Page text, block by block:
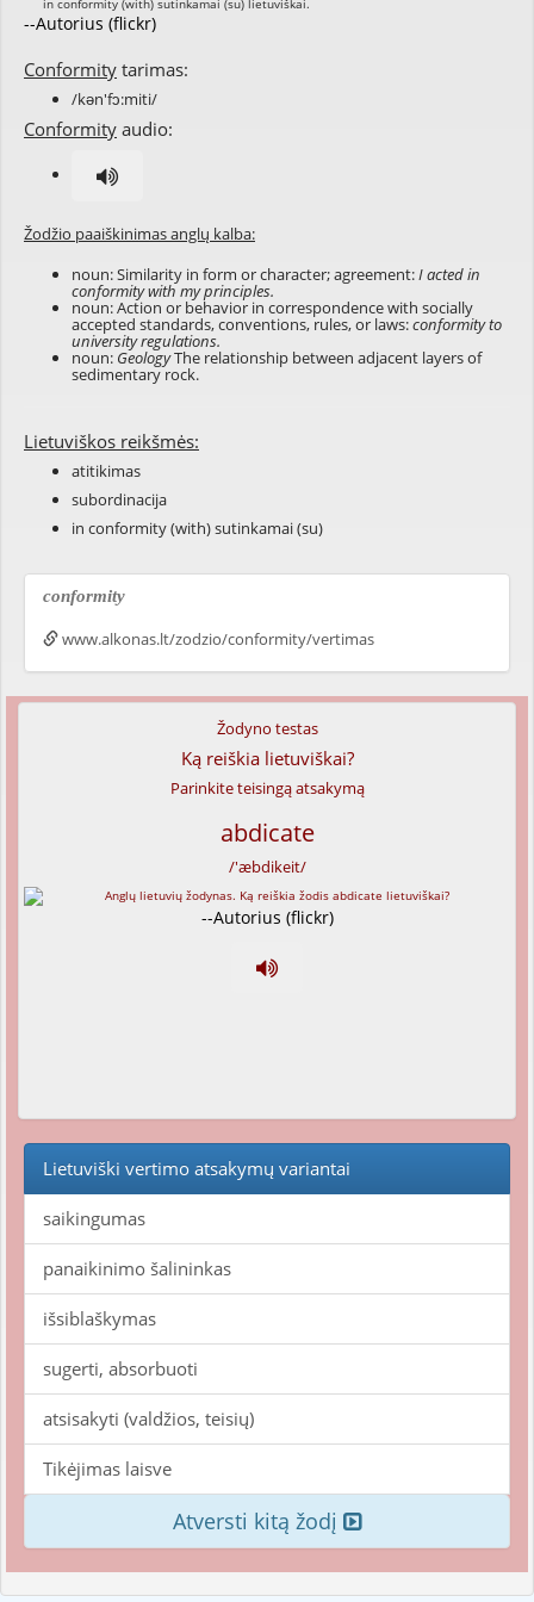
--Autorius (flickr)
Conformity tarimas:
/kən'fɔ:miti/
Conformity audio:
Žodžio paaiškinimas anglų kalba:
noun: Similarity in form or character; agreement:I acted in
conformity with my principles.
noun: Action or behavior in correspondence with socially
accepted standards, conventions, rules, or laws:conformity to
university regulations.
noun: GeologyThe relationship between adjacent layers of
sedimentary rock.
Lietuviškos reikšmės:
atitikimas
subordinacija
in conformity (with) sutinkamai (su)
conformity
www.alkonas.lt/zodzio/conformity/vertimas
Žodyno testas
Ką reiškia lietuviškai?
Parinkite teisingą atsakymą
abdicate
/'æbdikeit/
--Autorius (flickr)
Lietuviški vertimo atsakymų variantai
saikingumas
panaikinimo šalininkas
išsiblaškymas
sugerti, absorbuoti
atsisakyti (valdžios, teisių)
Tikėjimas laisve
Atversti kitą žodį